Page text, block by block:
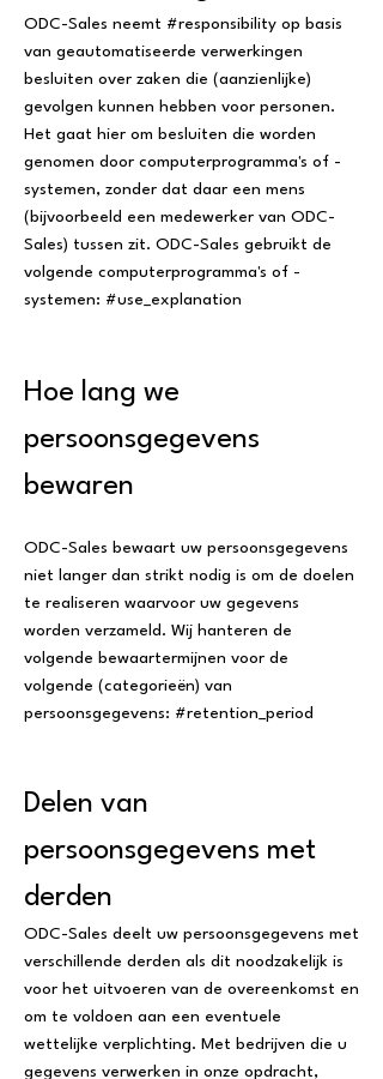
ODC-Sales neemt #responsibility op basis
van geautomatiseerde verwerkingen
besluiten over zaken die (aanzienlijke)
gevolgen kunnen hebben voor personen.
Het gaat hier om besluiten die worden
genomen door computerprogramma's of -
systemen, zonder dat daar een mens
(bijvoorbeeld een medewerker van ODC-
Sales) tussen zit. ODC-Sales gebruikt de
volgende computerprogramma's of -
systemen: #use_explanation
Hoe lang we
persoonsgegevens
bewaren
ODC-Sales bewaart uw persoonsgegevens
niet langer dan strikt nodig is om de doelen
te realiseren waarvoor uw gegevens
worden verzameld. Wij hanteren de
volgende bewaartermijnen voor de
volgende (categorieën) van
persoonsgegevens: #retention_period
Delen van
persoonsgegevens met
derden
ODC-Sales deelt uw persoonsgegevens met
verschillende derden als dit noodzakelijk is
voor het uitvoeren van de overeenkomst en
om te voldoen aan een eventuele
wettelijke verplichting. Met bedrijven die u
gegevens verwerken in onze opdracht,